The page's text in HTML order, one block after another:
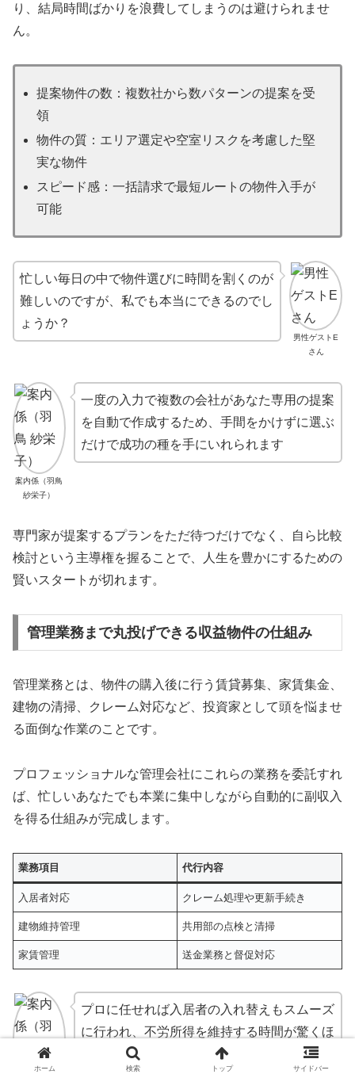
り、結局時間ばかりを浪費してしまうのは避けられませ
ん。
提案物件の数：複数社から数パターンの提案を受
領
物件の質：エリア選定や空室リスクを考慮した堅
実な物件
スピード感：一括請求で最短ルートの物件入手が
可能
男性ゲストE
さん
忙しい毎日の中で物件選びに時間を割くのが
難しいのですが、私でも本当にできるのでし
ょうか？
案内係（羽鳥
紗栄子）
一度の入力で複数の会社があなた専用の提案
を自動で作成するため、手間をかけずに選ぶ
だけで成功の種を手にいれられます
専門家が提案するプランをただ待つだけでなく、自ら比較
検討という主導権を握ることで、人生を豊かにするための
賢いスタートが切れます。
管理業務まで丸投げできる収益物件の仕組み
管理業務とは、物件の購入後に行う賃貸募集、家賃集金、
建物の清掃、クレーム対応など、投資家として頭を悩ませ
る面倒な作業のことです。
プロフェッショナルな管理会社にこれらの業務を委託すれ
ば、忙しいあなたでも本業に集中しながら自動的に副収入
を得る仕組みが完成します。
業務項目 代行内容
入居者対応 クレーム処理や更新手続き
建物維持管理 共用部の点検と清掃
家賃管理 送金業務と督促対応
プロに任せれば入居者の入れ替えもスムーズ
に行われ、不労所得を維持する時間が驚くほ
ど短縮されます
ホーム 検索 トップ サイドバー